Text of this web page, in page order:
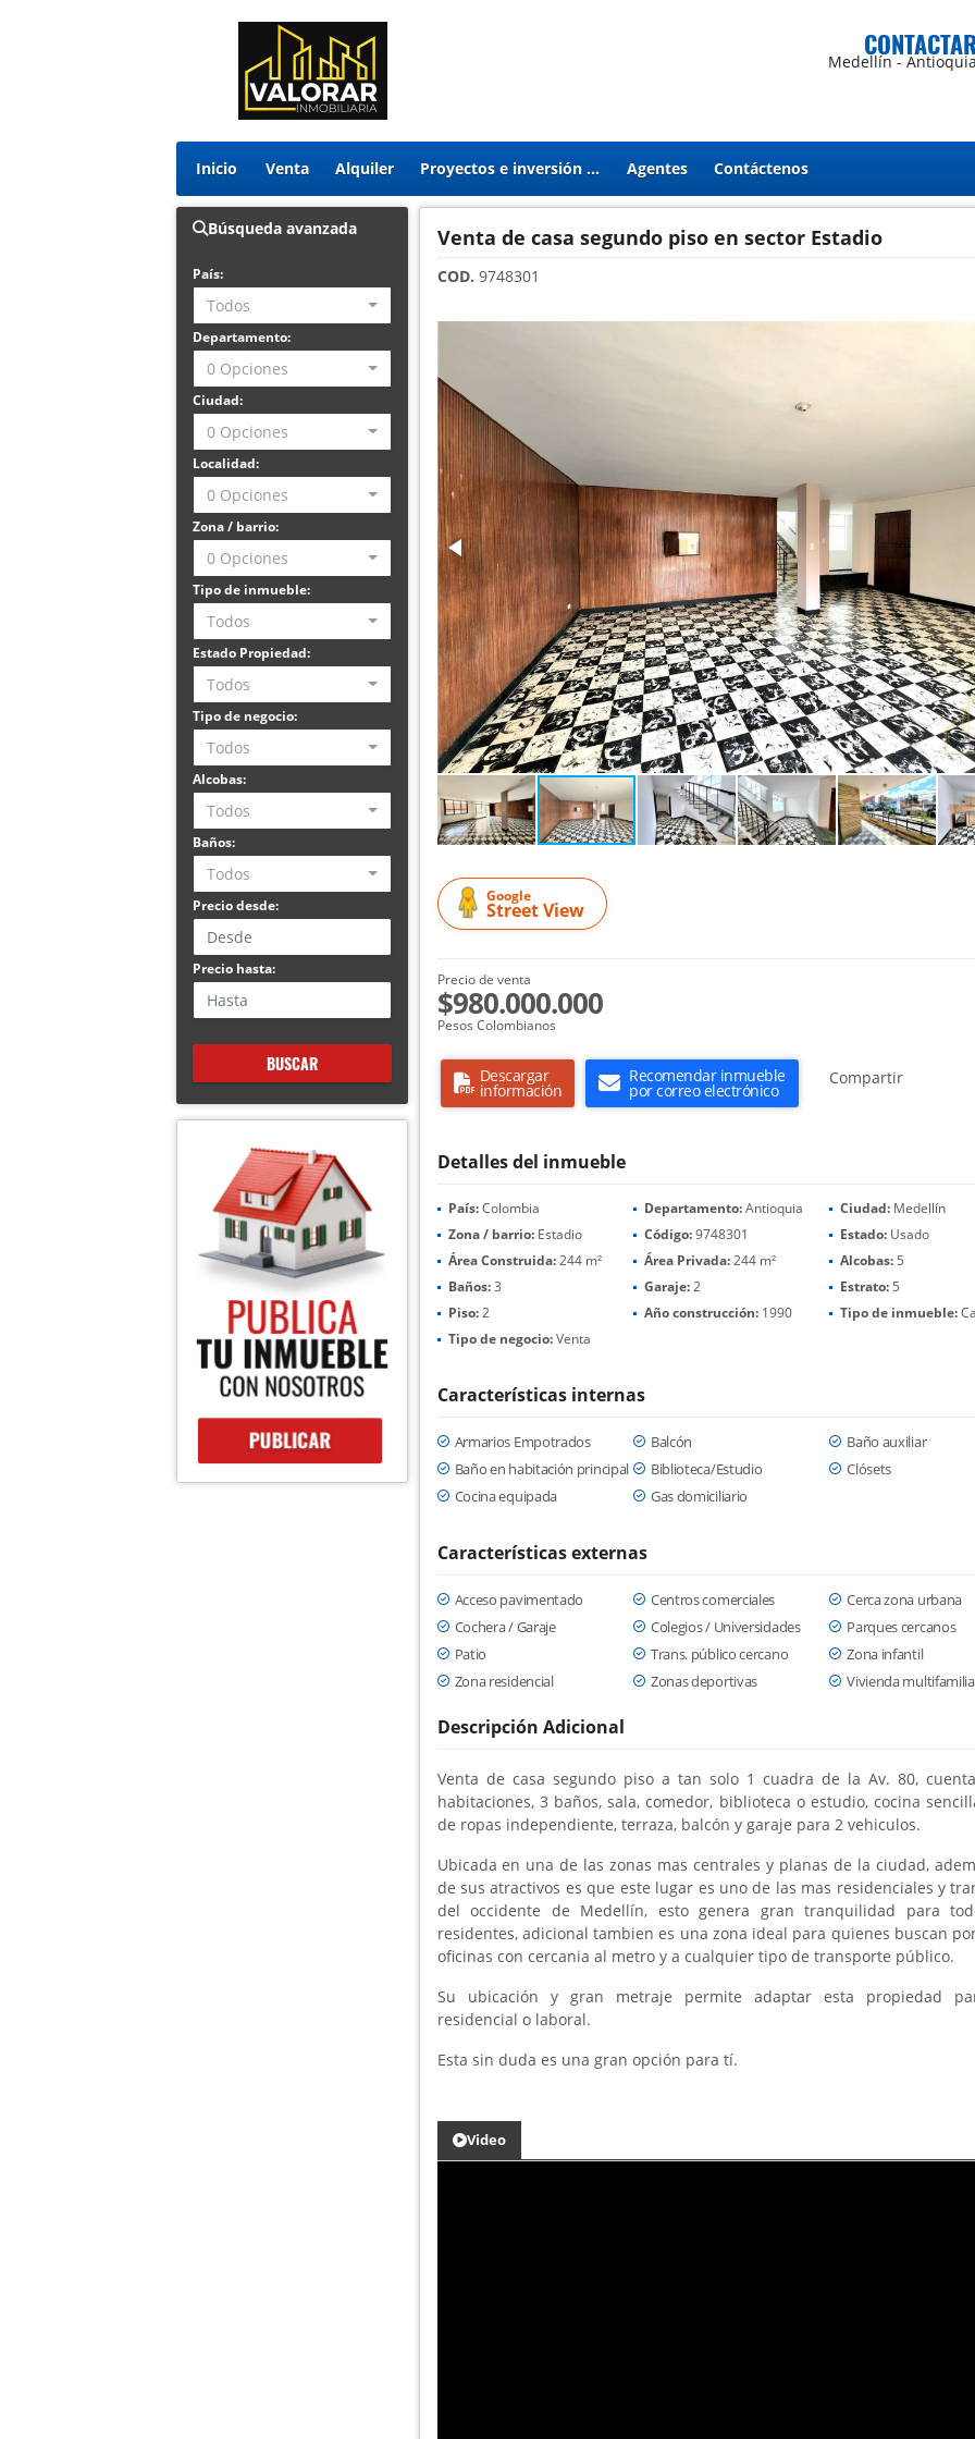
Medellín -
Inicio Venta Alquiler Proyectos e inversión en Estados Unidos Agentes Contáctenos
Búsqueda avanzada
País:
Todos
Departamento:
0 Opciones
Ciudad:
0 Opciones
Localidad:
0 Opciones
Zona / barrio:
0 Opciones
Tipo de inmueble:
Todos
Estado Propiedad:
Todos
Tipo de negocio:
Todos
Alcobas:
Todos
Baños:
Todos
Precio desde:
Precio hasta:
BUSCAR
Venta de casa segundo piso en sector Estadio
COD. 9748301
Google
Street View
Precio de venta
$980.000.000
Pesos Colombianos
Descargar
información
Recomendar inmueble
por correo electrónico
Compartir
Detalles del inmueble
País:Colombia Departamento:Antioquia Ciudad: Medellín
Zona / barrio:Estadio Código:9748301 Estado: Usado
Área Construida:244 m² Área Privada:244 m² Alcobas: 5
Baños:3 Garaje:2 Estrato: 5
Piso:2 Año construcción:1990 Tipo de inmueble:
Tipo de negocio:Venta
Características internas
Armarios Empotrados Balcón
Baño auxiliar
Baño en habitación principal
Biblioteca/Estudio
Clósets
Cocina equipada
Gas domiciliario
Características externas
Acceso pavimentado Centros comerciales
Cerca zona urbana
Cochera / Garaje
Colegios / Universidades
Parques cercanos
Patio
Trans. público cercano
Zona infantil
Zona residencial
Zonas deportivas Vivienda
Descripción Adicional
Venta de casa segundo piso a tan solo 1 cuadra de la Av. 80,
habitaciones, 3 baños, sala, comedor, biblioteca o estudio, cocina
de ropas independiente, terraza, balcón y garaje para 2 vehiculos.
Ubicada en una de las zonas mas centrales y planas de la ciudad,
de sus atractivos es que este lugar es uno de las mas residenciales y
del occidente de Medellín, esto genera gran tranquilidad para
residentes, adicional tambien es una zona ideal para quienes buscan
oficinas con cercania al metro y a cualquier tipo de transporte público.
Su ubicación y gran metraje permite adaptar esta propiedad
residencial o laboral.
Esta sin duda es una gran opción para tí.
Video